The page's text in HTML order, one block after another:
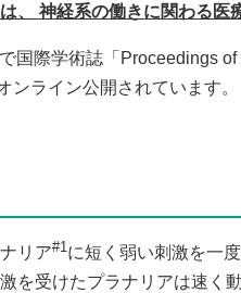
、 神経系の働きに関わる医
際学術誌「Proceedings
ライン公開されています。
リア#1に短く弱い刺激を一
を受けたプラナリアは速く